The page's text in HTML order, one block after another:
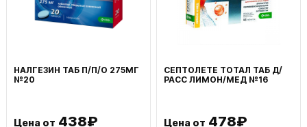
СЕПТОЛЕТЕ ТОТАЛ ТАБ Д/
Цена от478₽
ВОЛЬТАРЕН
НАРУЖ 2% 100Г
Цена от1 106₽